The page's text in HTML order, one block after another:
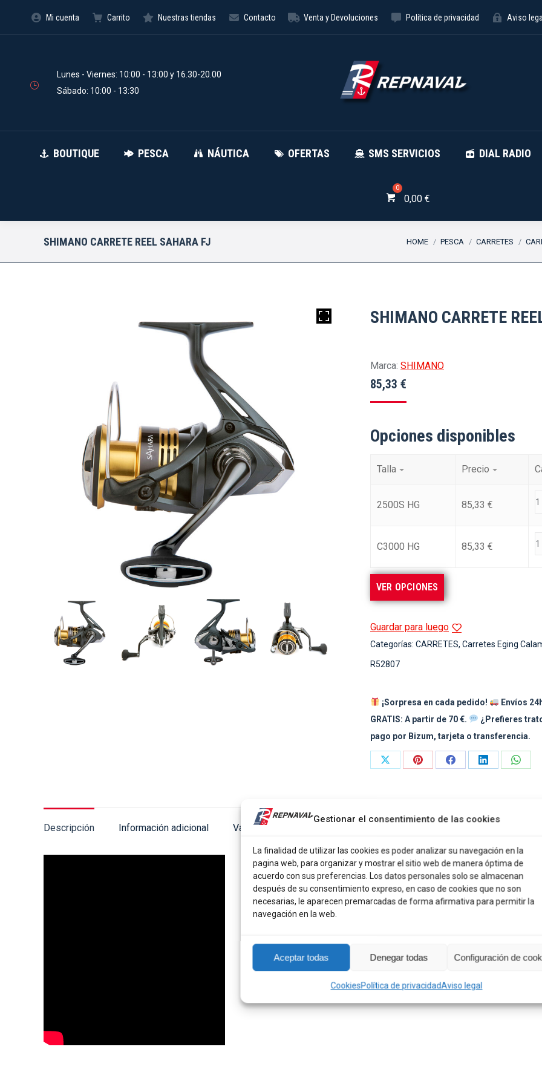
Gestionar el consentimiento de las cookies
La finalidad de utilizar las cookies es poder analizar su navegación en la
pagina web, para organizar y mostrar el sitio web de manera óptima de
acuerdo con sus preferencias. Los datos personales solo se almacenan
después de su consentimiento expreso, en caso de cookies que no son
necesarias, le aparecen premarcadas de forma afirmativa para permitir la
navegación en la web.
Aceptar todas Denegar todas Configuración de
CookiesPolítica de privacidadAviso legal
Mi cuenta Carrito Nuestras tiendas Contacto Venta y Devoluciones Política de privacidad Aviso
Lunes - Viernes: 10:00 - 13:00 y 16.30-20.00
Sábado: 10:00 - 13:30
BOUTIQUE PESCA NÁUTICA OFERTAS SMS SERVICIOS DIAL RADIO
0,00 €
SHIMANO CARRETE REEL SAHARA FJ You are here:
HOME PESCA CARRETES
SHIMANO CARRETE
Marca: SHIMANO
85,33 €
Opciones disponibles
Talla Precio
2500S HG 85,33 €
C3000 HG 85,33 €
VER OPCIONES
Guardar para luego
Categorías: CARRETES, Carretes Eging
R52807
¡Sorpresa en cada pedido!
Envíos
GRATIS: A partir de 70 €.
¿Prefieres
pago por Bizum, tarjeta o transferencia.
Share
Share
Share
Share
Share
Descripción Información adicional Valoraciones (0)
BOUTIQUE PESCA NÁUTICA OFERTAS SMS
productos